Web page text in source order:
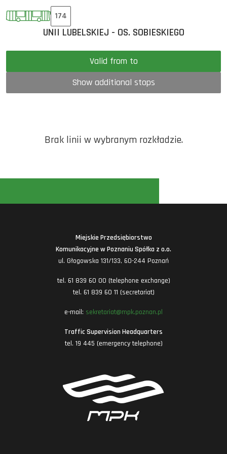
174
UNII LUBELSKIEJ - OS. SOBIESKIEGO
Valid from to
Show additional stops
Brak linii w wybranym rozkładzie.
Miejskie Przedsiębiorstwo
Komunikacyjne w Poznaniu Spółka z o.o.
ul. Głogowska 131/133, 60-244 Poznań
tel. 61 839 60 00 (telephone exchange)
tel. 61 839 60 11 (secretariat)
e-mail: sekretariat@mpk.poznan.pl
Traffic Supervision Headquarters
tel. 19 445 (emergency telephone)